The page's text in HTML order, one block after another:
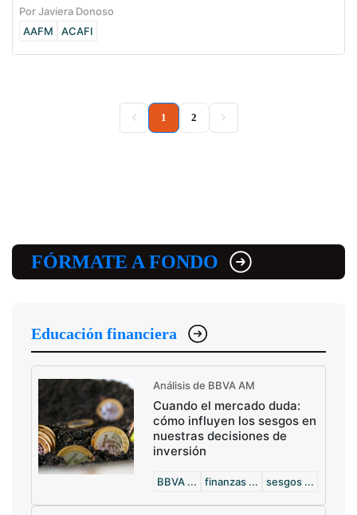
Por Javiera Donoso
AAFM
ACAFI
1 (current)
2
FÓRMATE A FONDO
Educación financiera
Análisis de BBVA AM
Cuando el mercado duda:
cómo influyen los sesgos en
nuestras decisiones de
inversión
BBVA ... finanzas ... sesgos ...